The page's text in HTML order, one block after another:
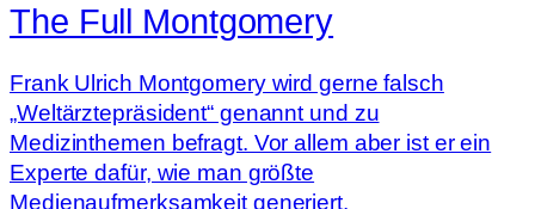
The Full Montgomery
Frank Ulrich Montgomery wird gerne falsch
„Weltärztepräsident“ genannt und zu
Medizinthemen befragt. Vor allem aber ist er ein
Experte dafür, wie man größte
Medienaufmerksamkeit generiert.